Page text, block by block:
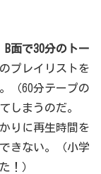
面で30分のトー
プレイリストを
（60分テープの
しまうのだ。
りに再生時間を
きない。（小学
！）